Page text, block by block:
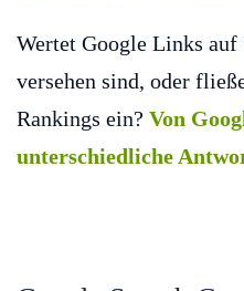
Wertet Google Links
versehen sind, oder
Rankings ein? Von
unterschiedliche